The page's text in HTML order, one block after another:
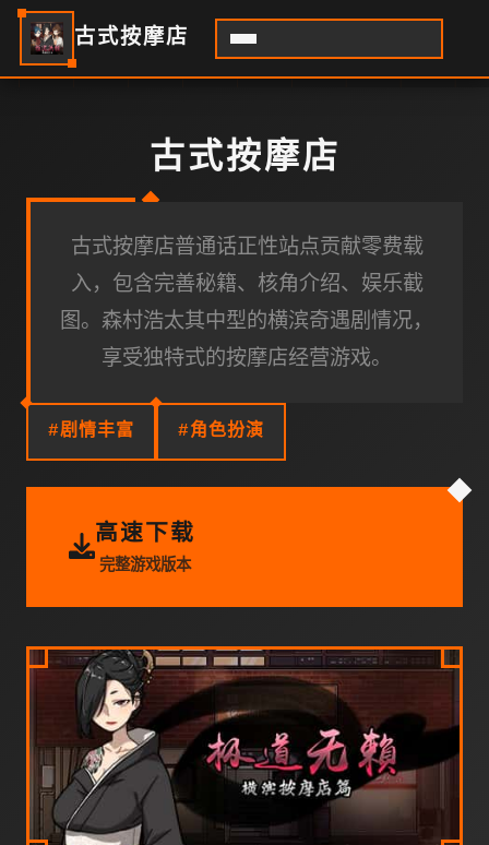
古式按摩店
古式按摩店
古式按摩店普通话正性站点贡献零费载
入，包含完善秘籍、核角介绍、娱乐截
图。森村浩太其中型的横滨奇遇剧情况，
享受独特式的按摩店经营游戏。
#剧情丰富 #角色扮演
高速下载
完整游戏版本